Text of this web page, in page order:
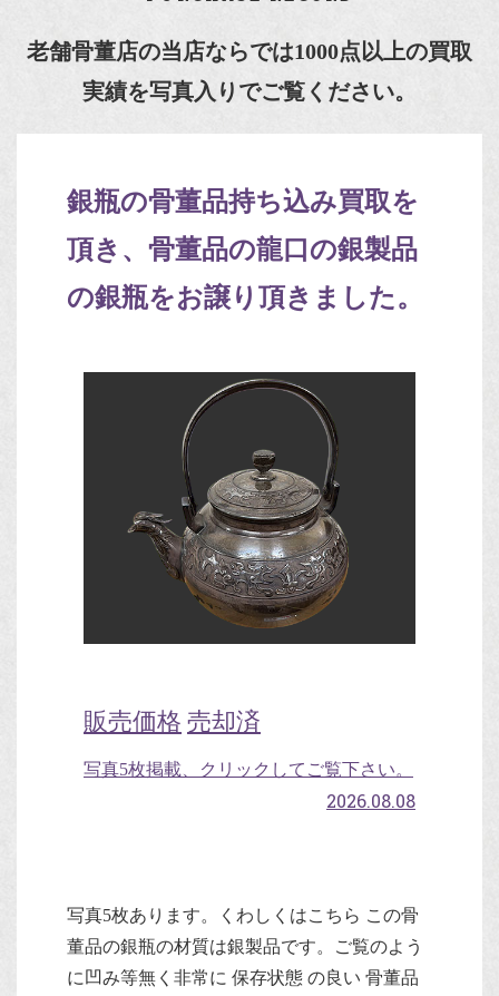
老舗骨董店の当店ならでは1000点以上の買取
実績を写真入りでご覧ください。
銀瓶の骨董品持ち込み買取を
頂き、骨董品の龍口の銀製品
の銀瓶をお譲り頂きました。
販売価格 売却済
写真5枚掲載、クリックしてご覧下さい。
2026.08.08
写真5枚あります。くわしくはこちら この骨
董品の銀瓶の材質は銀製品です。ご覧のよう
に凹み等無く非常に 保存状態 の良い 骨董品